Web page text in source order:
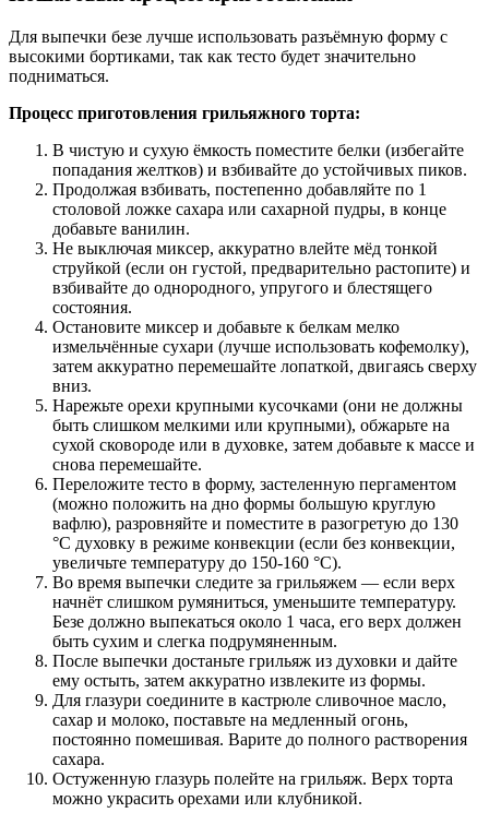
Для выпечки безе лучше использовать разъёмную форму с
высокими бортиками, так как тесто будет значительно
подниматься.
Процесс приготовления грильяжного торта:
В чистую и сухую ёмкость поместите белки (избегайте
попадания желтков) и взбивайте до устойчивых пиков.
Продолжая взбивать, постепенно добавляйте по 1
столовой ложке сахара или сахарной пудры, в конце
добавьте ванилин.
Не выключая миксер, аккуратно влейте мёд тонкой
струйкой (если он густой, предварительно растопите) и
взбивайте до однородного, упругого и блестящего
состояния.
Остановите миксер и добавьте к белкам мелко
измельчённые сухари (лучше использовать кофемолку),
затем аккуратно перемешайте лопаткой, двигаясь сверху
вниз.
Нарежьте орехи крупными кусочками (они не должны
быть слишком мелкими или крупными), обжарьте на
сухой сковороде или в духовке, затем добавьте к массе и
снова перемешайте.
Переложите тесто в форму, застеленную пергаментом
(можно положить на дно формы большую круглую
вафлю), разровняйте и поместите в разогретую до 130
°C духовку в режиме конвекции (если без конвекции,
увеличьте температуру до 150-160 °C).
Во время выпечки следите за грильяжем — если верх
начнёт слишком румяниться, уменьшите температуру.
Безе должно выпекаться около 1 часа, его верх должен
быть сухим и слегка подрумяненным.
После выпечки достаньте грильяж из духовки и дайте
ему остыть, затем аккуратно извлеките из формы.
Для глазури соедините в кастрюле сливочное масло,
сахар и молоко, поставьте на медленный огонь,
постоянно помешивая. Варите до полного растворения
сахара.
Остуженную глазурь полейте на грильяж. Верх торта
можно украсить орехами или клубникой.